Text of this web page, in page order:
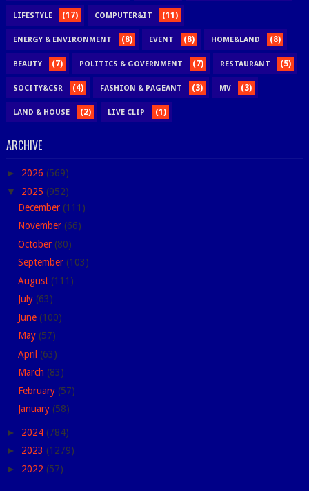
LIFESTYLE (17) COMPUTER&IT (11)
ENERGY & ENVIRONMENT (8) EVENT (8) HOME&LAND (8)
BEAUTY (7) POLITICS & GOVERNMENT (7) RESTAURANT (5)
SOCITY&CSR (4) FASHION & PAGEANT (3) MV (3)
LAND & HOUSE (2) LIVE CLIP (1)
ARCHIVE
► 2026 (569)
▼ 2025 (952)
December (111)
November (66)
October (80)
September (103)
August (111)
July (63)
June (100)
May (57)
April (63)
March (83)
February (57)
January (58)
► 2024 (784)
► 2023 (1279)
► 2022 (57)